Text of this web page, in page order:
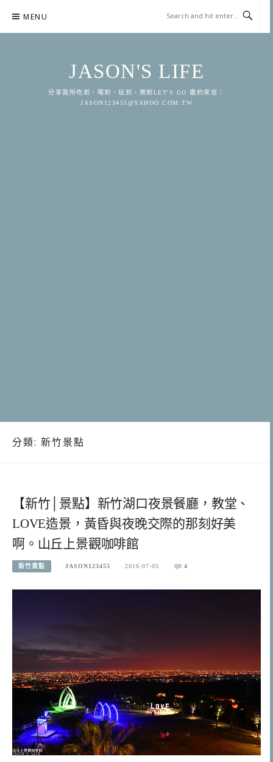
content
MENU
JASON'S LIFE
分享我所吃到、喝到、玩到、樂到LET'S GO 邀約來信：
JASON123455@YAHOO.COM.TW
分類: 新竹景點
【新竹│景點】新竹湖口夜景餐廳，教堂、
LOVE造景，黃昏與夜晚交際的那刻好美
啊。山丘上景觀咖啡館
新竹景點 JASON123455 2016-07-05 4